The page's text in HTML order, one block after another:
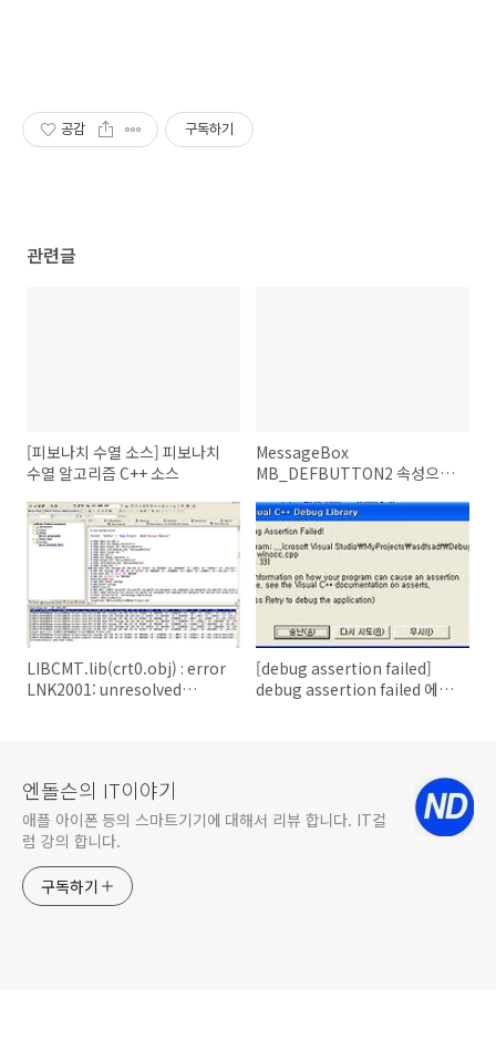
공감 구독하기
관련글
[피보나치 수열 소스] 피보나치
수열 알고리즘 C++ 소스
MessageBox
MB_DEFBUTTON2 속성으로
하기
LIBCMT.lib(crt0.obj) : error
LNK2001: unresolved
[debug assertion failed]
debug assertion failed 에러
엔돌슨의 IT이야기
애플 아이폰 등의 스마트기기에 대해서 리뷰 합니다. IT컬
럼 강의 합니다.
구독하기